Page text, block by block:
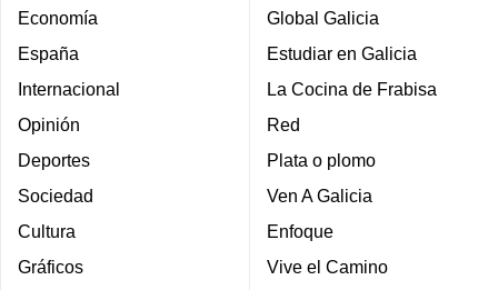
Economía
España
Internacional
Opinión
Deportes
Sociedad
Cultura
Gráficos
Global Galicia
Estudiar en Galicia
La Cocina de Frabisa
Red
Plata o plomo
Ven A Galicia
Enfoque
Vive el Camino